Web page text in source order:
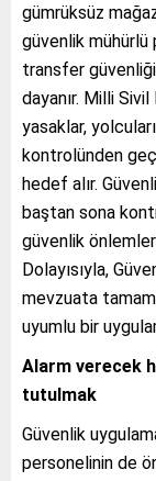
gümrüksüz
güvenlik
transfer
dayanır. Milli Sivil
yasaklar,
kontrolünden
hedef alır.
baştan sona
güvenlik
Dolayısıyla,
mevzuata
uyumlu bir
Alarm verecek
tutulmak
Güvenlik
personelinin de